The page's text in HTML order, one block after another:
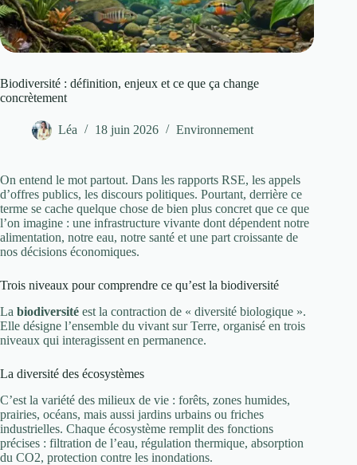
Biodiversité : définition, enjeux et ce que ça change
concrètement
Léa 18 juin 2026 Environnement
On entend le mot partout. Dans les rapports RSE, les appels
d’offres publics, les discours politiques. Pourtant, derrière ce
terme se cache quelque chose de bien plus concret que ce que
l’on imagine : une infrastructure vivante dont dépendent notre
alimentation, notre eau, notre santé et une part croissante de
nos décisions économiques.
Trois niveaux pour comprendre ce qu’est la biodiversité
La biodiversité est la contraction de « diversité biologique ».
Elle désigne l’ensemble du vivant sur Terre, organisé en trois
niveaux qui interagissent en permanence.
La diversité des écosystèmes
C’est la variété des milieux de vie : forêts, zones humides,
prairies, océans, mais aussi jardins urbains ou friches
industrielles. Chaque écosystème remplit des fonctions
précises : filtration de l’eau, régulation thermique, absorption
du CO2, protection contre les inondations.